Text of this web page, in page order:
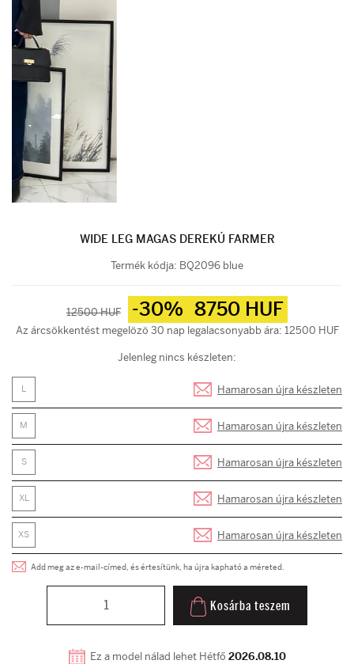
WIDE LEG MAGAS DEREKÚ FARMER
Termék kódja: BQ2096 blue
12500 HUF -30% 8750 HUF
Az árcsökkentést megelözö 30 nap legalacsonyabb ára: 12500 HUF
Jelenleg nincs készleten:
L Hamarosan újra készleten
M Hamarosan újra készleten
S Hamarosan újra készleten
XL Hamarosan újra készleten
XS Hamarosan újra készleten
Add meg az e-mail-címed, és értesítünk, ha újra kapható a méreted.
Kosárba teszem
Ez a model nálad lehet Hétfő 2026.08.10